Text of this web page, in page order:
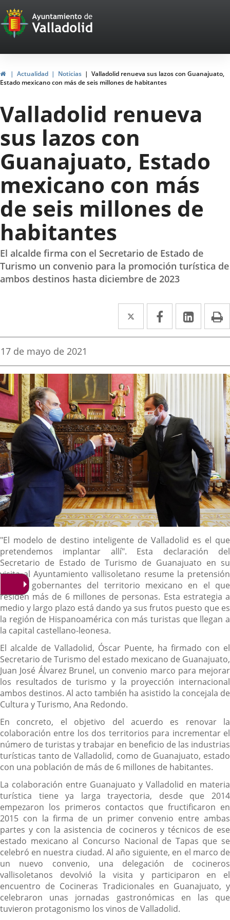
Portal
Web
del
Ayuntamiento
de
Valladolid
HomeActualidad Noticias
Valladolid renueva sus lazos con Guanajuato,
Estado mexicano con más de seis millones de habitantes
Valladolid renueva
sus lazos con
Guanajuato, Estado
mexicano con más
de seis millones de
habitantes
El alcalde firma con el Secretario de Estado de
Turismo un convenio para la promoción turística de
ambos destinos hasta diciembre de 2023
Twitter
Enlace
a
aplicación
externa.
Facebook
Enlace
a
aplicación
externa.
Enlace
a
Fecha
la
noticia
17 de mayo de 2021
Descripción
"El modelo de destino inteligente de Valladolid es el que
pretendemos implantar allí". Esta declaración del
Secretario de Estado de Turismo de Guanajuato en su
visita al Ayuntamiento vallisoletano resume la pretensión
de los gobernantes del territorio mexicano en el que
residen más de 6 millones de personas. Esta estrategia a
medio y largo plazo está dando ya sus frutos puesto que es
la región de Hispanoamérica con más turistas que llegan a
la capital castellano-leonesa.
El alcalde de Valladolid, Óscar Puente, ha firmado con el
Secretario de Turismo del estado mexicano de Guanajuato,
Juan José Álvarez Brunel, un convenio marco para mejorar
los resultados de turismo y la proyección internacional
ambos destinos. Al acto también ha asistido la concejala de
Cultura y Turismo, Ana Redondo.
En concreto, el objetivo del acuerdo es renovar la
colaboración entre los dos territorios para incrementar el
número de turistas y trabajar en beneficio de las industrias
turísticas tanto de Valladolid, como de Guanajuato, estado
con una población de más de 6 millones de habitantes.
La colaboración entre Guanajuato y Valladolid en materia
turística tiene ya larga trayectoria, desde que 2014
empezaron los primeros contactos que fructificaron en
2015 con la firma de un primer convenio entre ambas
partes y con la asistencia de cocineros y técnicos de ese
estado mexicano al Concurso Nacional de Tapas que se
celebró en nuestra ciudad. Al año siguiente, en el marco de
un nuevo convenio, una delegación de cocineros
vallisoletanos devolvió la visita y participaron en el
encuentro de Cocineras Tradicionales en Guanajuato, y
celebraron unas jornadas gastronómicas en las que
tuvieron protagonismo los vinos de Valladolid.